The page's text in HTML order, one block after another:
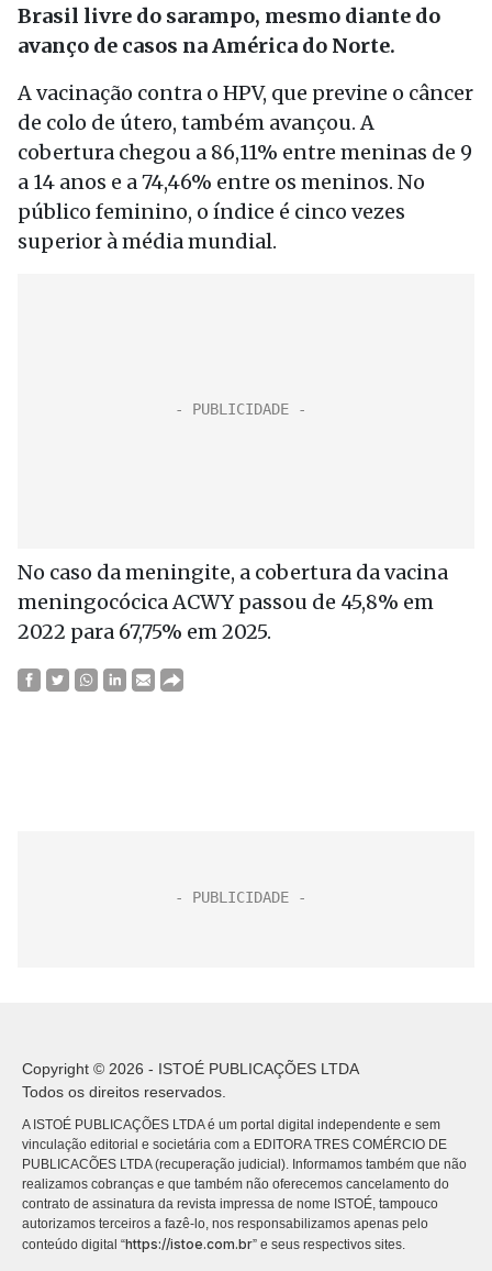
Brasil livre do sarampo, mesmo diante do
avanço de casos na América do Norte.
A vacinação contra o HPV, que previne o câncer
de colo de útero, também avançou. A
cobertura chegou a 86,11% entre meninas de 9
a 14 anos e a 74,46% entre os meninos. No
público feminino, o índice é cinco vezes
superior à média mundial.
No caso da meningite, a cobertura da vacina
meningocócica ACWY passou de 45,8% em
2022 para 67,75% em 2025.
Copyright © 2026 - ISTOÉ PUBLICAÇÕES LTDA
Todos os direitos reservados.
A ISTOÉ PUBLICAÇÕES LTDA é um portal digital independente e sem
vinculação editorial e societária com a EDITORA TRES COMÉRCIO DE
PUBLICACÕES LTDA (recuperação judicial). Informamos também que não
realizamos cobranças e que também não oferecemos cancelamento do
contrato de assinatura da revista impressa de nome ISTOÉ, tampouco
autorizamos terceiros a fazê-lo, nos responsabilizamos apenas pelo
conteúdo digital “https://istoe.com.br” e seus respectivos sites.